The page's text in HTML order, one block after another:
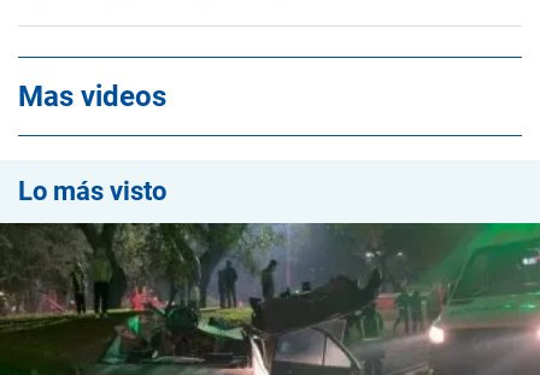
Mas videos
Lo más visto